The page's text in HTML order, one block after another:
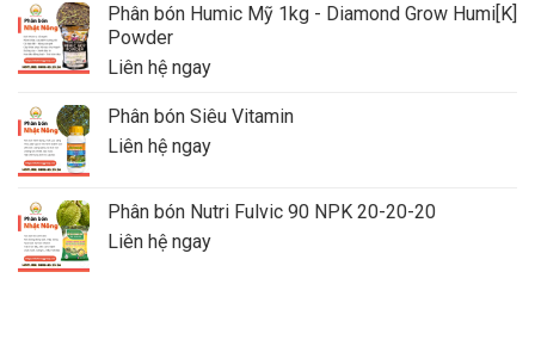
Phân bón Humic Mỹ 1kg - Diamond Grow Humi[K]
Powder
Liên hệ ngay
Phân bón Siêu Vitamin
Liên hệ ngay
Phân bón Nutri Fulvic 90 NPK 20-20-20
Liên hệ ngay